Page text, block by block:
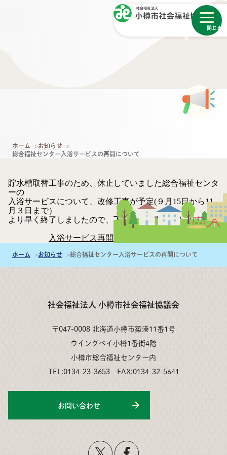
メニュー
閉じる
ホーム
お知らせ
総合福祉センター入浴サービスの再開について
貯水槽取替工事のため、休止していました総合福祉センタ
ーの
入浴サービスについて、改修工事が予定(９月15日から11
月３日まで）
より早く終了しましたので、下記より再開いたします。
入浴サービス再開日 ： 10月31日（火）
ホーム
お知らせ 総合福祉センター入浴サービスの再開について
社会福祉法人 小樽市社会福祉協議会
〒047-0008 北海道小樽市築港11番1号
ウイングベイ小樽1番街4階
小樽市総合福祉センター内
TEL:0134-23-3653 FAX:0134-32-5641
お問い合わせ